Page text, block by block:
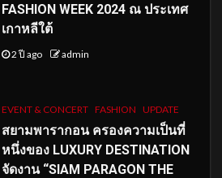
FASHION WEEK 2024 ณ ประเทศ
เกาหลีใต้
2 ปี ago admin
EVENT & CONCERT FASHION UPDATE
สยามพารากอน ครองความเป็นที่
หนึ่งของ LUXURY DESTINATION
จัดงาน “SIAM PARAGON THE